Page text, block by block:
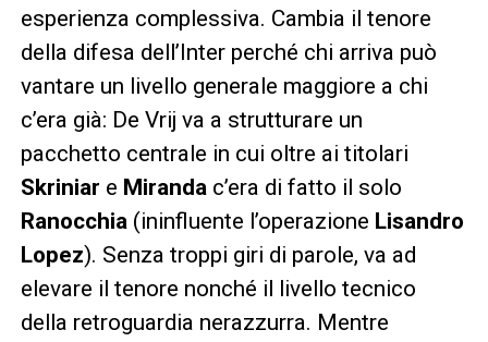
esperienza complessiva. Cambia il tenore
della difesa dell’Inter perché chi arriva può
vantare un livello generale maggiore a chi
c’era già: De Vrij va a strutturare un
pacchetto centrale in cui oltre ai titolari
Skriniar e Mirandac’era di fatto il solo
Ranocchia(ininfluente l’operazione Lisandro
Lopez). Senza troppi giri di parole, va ad
elevare il tenore nonché il livello tecnico
della retroguardia nerazzurra. Mentre